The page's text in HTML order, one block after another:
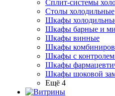
Сплит-системы
Столы холодильные
Шкафы
Шкафы барные и
Шкафы винные
Шкафы
Шкафы с контролем
Шкафы
Шкафы шоковой
Ещё 4